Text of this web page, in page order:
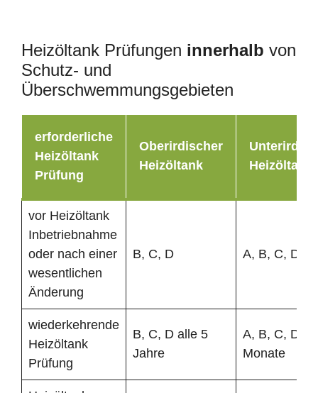
Heizöltank Prüfungen innerhalb von
Schutz- und
Überschwemmungsgebieten
erforderliche
Heizöltank
Prüfung
Oberirdischer
Heizöltank
Heizöltank
vor Heizöltank
Inbetriebnahme
oder nach einer
wesentlichen
Änderung
B, C, D A, B, C, D
wiederkehrende
Heizöltank
Prüfung
B, C, D alle 5
Jahre
A, B, C, D
Monate